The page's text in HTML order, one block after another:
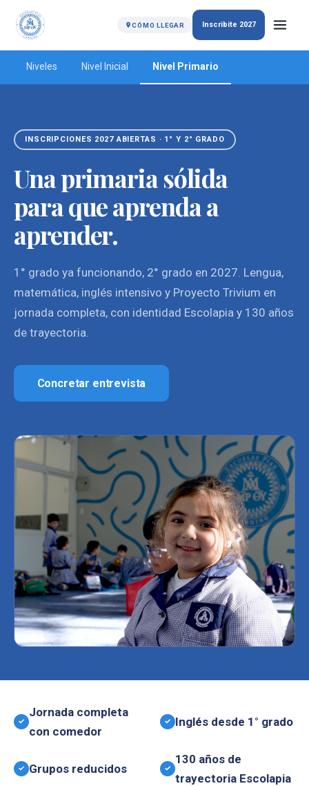
CÓMO LLEGAR Inscribite 2027
Niveles Nivel Inicial Nivel Primario
INSCRIPCIONES 2027 ABIERTAS · 1° Y 2° GRADO
Una primaria sólida
para que aprenda a
aprender.
1° grado ya funcionando, 2° grado en 2027. Lengua,
matemática, inglés intensivo y Proyecto Trivium en
jornada completa, con identidad Escolapia y 130 años
de trayectoria.
Concretar entrevista
✓
Jornada completa
con comedor
✓ Inglés desde 1° grado
✓ Grupos reducidos ✓
130 años de
trayectoria Escolapia